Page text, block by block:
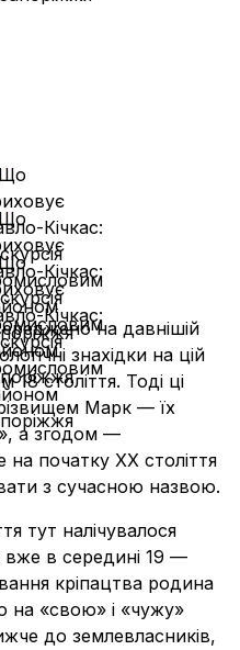
на давнішій
знахідки на цій
18 століття. Тоді ці
Марк — їх
а згодом —
початку ХХ століття
з сучасною назвою.
тут налічувалося
вже в середині 19 —
кріпацтва родина
на «свою» і «чужу»
до землевласників,